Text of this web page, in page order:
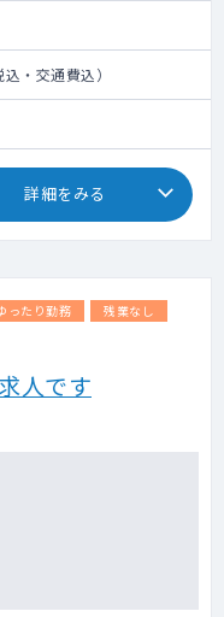
・交通費込）
詳細をみる
ったり勤務
残業なし
人です